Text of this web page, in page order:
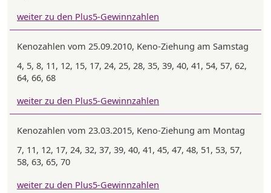
weiter zu den Plus5-Gewinnzahlen
Kenozahlen vom 25.09.2010, Keno-Ziehung am Samstag
4, 5, 8, 11, 12, 15, 17, 24, 25, 28, 35, 39, 40, 41, 54, 57, 62,
64, 66, 68
weiter zu den Plus5-Gewinnzahlen
Kenozahlen vom 23.03.2015, Keno-Ziehung am Montag
7, 11, 12, 17, 24, 32, 37, 39, 40, 41, 45, 47, 48, 51, 53, 57,
58, 63, 65, 70
weiter zu den Plus5-Gewinnzahlen